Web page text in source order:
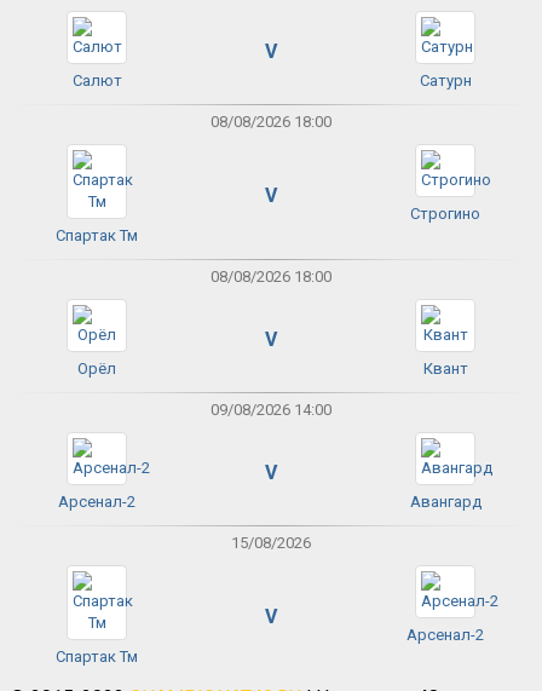
Салют
V
Сатурн
08/08/2026 18:00
Спартак Тм
V
Строгино
08/08/2026 18:00
Орёл
V
Квант
09/08/2026 14:00
Арсенал-2
V
Авангард
15/08/2026
Спартак Тм
V
Арсенал-2